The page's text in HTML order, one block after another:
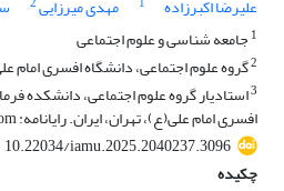
علیرضا اکبرزاده
مهدی میرزایی
1 جامعه شناسی و علوم اجتماعی
2گروه علوم اجتماعی، دانشگاه افسری امام
3استادیار گروه علوم اجتماعی، دانشکده
افسری امام علی(ع)، تهران، ایران. رایانامه: farhangsajjad@yahoo.com
10.22034/iamu.2025.2040237.3096
چکیده